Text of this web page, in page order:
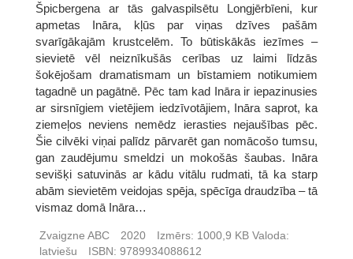
Špicbergena ar tās galvaspilsētu Longjērbīeni, kur
apmetas Ināra, kļūs par viņas dzīves pašām
svarīgākajām krustcelēm. To būtiskākās iezīmes –
sievietē vēl neiznīkušās cerības uz laimi līdzās
šokējošam dramatismam un bīstamiem notikumiem
tagadnē un pagātnē. Pēc tam kad Ināra ir iepazinusies
ar sirsnīgiem vietējiem iedzīvotājiem, Ināra saprot, ka
ziemeļos neviens nemēdz ierasties nejaušības pēc.
Šie cilvēki viņai palīdz pārvarēt gan nomācošo tumsu,
gan zaudējumu smeldzi un mokošās šaubas. Ināra
sevišķi satuvinās ar kādu vitālu rudmati, tā ka starp
abām sievietēm veidojas spēja, spēcīga draudzība – tā
vismaz domā Ināra…
Zvaigzne ABC 2020 Izmērs: 1000,9 KB Valoda:
latviešu
ISBN: 9789934088612